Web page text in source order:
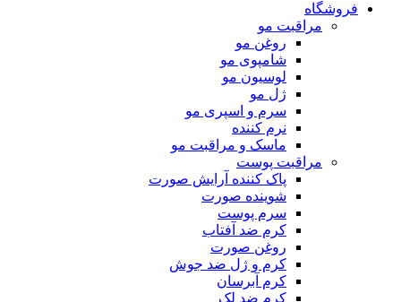
فروشگاه
مراقبت مو
روغن مو
شامپوی مو
لوسیون مو
ژل مو
سرم و اسپری مو
نرم کننده
ماسک و مراقبت مو
مراقبت پوست
پاک کننده آرایش صورت
شوینده صورت
سرم پوست
کرم ضد آفتاب
روغن صورت
کرم و ژل ضد جوش
کرم آبرسان
کرم ضد لک